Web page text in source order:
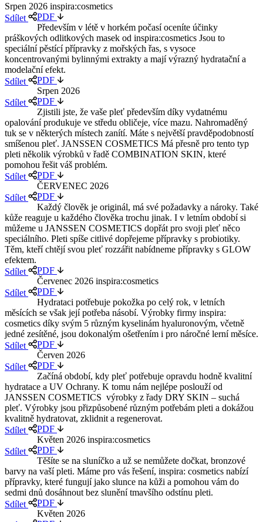
Srpen 2026 inspira:cosmetics
Sdílet
PDF
Především v létě v horkém počasí oceníte účinky
práškových odlitkových masek od inspira:cosmetics Jsou to
speciální pěstící přípravky z mořských řas, s vysoce
koncentrovanými bylinnými extrakty a mají výrazný hydratační a
modelační efekt.
Sdílet
PDF
Srpen 2026
Sdílet
PDF
Zjistili jste, že vaše pleť především díky vydatnému
opalování produkuje ve středu obličeje, více mazu. Nahromaděný
tuk se v některých místech zanítí. Máte s největší pravděpodobností
smíšenou pleť. JANSSEN COSMETICS Má přesně pro tento typ
pleti několik výrobků v řadě COMBINATION SKIN, které
pomohou řešit váš problém.
Sdílet
PDF
ČERVENEC 2026
Sdílet
PDF
Každý člověk je originál, má své požadavky a nároky. Také
kůže reaguje u každého člověka trochu jinak. I v letním období si
můžeme u JANSSEN COSMETICS dopřát pro svoji pleť něco
speciálního. Pleti spíše citlivé dopřejeme přípravky s probiotiky.
Těm, kteří chtějí svou pleť rozzářit nabídneme přípravky s GLOW
efektem.
Sdílet
PDF
Červenec 2026 inspira:cosmetics
Sdílet
PDF
Hydrataci potřebuje pokožka po celý rok, v letních
měsících se však její potřeba násobí. Výrobky firmy inspira:
cosmetics díky svým 5 různým kyselinám hyaluronovým, včetně
jedné zesítěné, jsou dokonalým ošetřením i pro náročné lerní měsíce.
Sdílet
PDF
Červen 2026
Sdílet
PDF
Začíná období, kdy pleť potřebuje opravdu hodně kvalitní
hydratace a UV Ochrany. K tomu nám nejlépe poslouží od
JANSSEN COSMETICS výrobky z řady DRY SKIN – suchá
pleť. Výrobky jsou přizpůsobené různým potřebám pleti a dokážou
kvalitně hydratovat, zklidnit a regenerovat.
Sdílet
PDF
Květen 2026 inspira:cosmetics
Sdílet
PDF
Těšíte se na sluníčko a už se nemůžete dočkat, bronzové
barvy na vaší pleti. Máme pro vás řešení, inspira: cosmetics nabízí
přípravky, které fungují jako slunce na kůži a pomohou vám do
sedmi dnů dosáhnout bez slunění tmavšího odstínu pleti.
Sdílet
PDF
Květen 2026